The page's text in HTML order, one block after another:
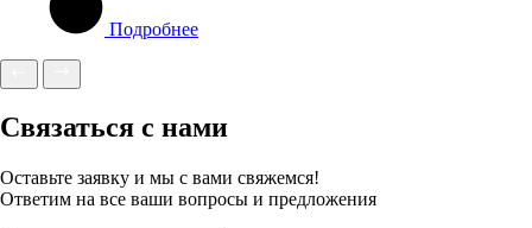
Подробнее
Связаться с нами
Оставьте заявку и мы с вами свяжемся!
Ответим на все ваши вопросы и предложения